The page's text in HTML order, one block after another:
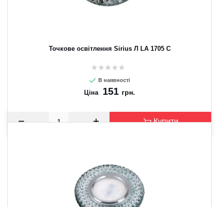
Точкове освітлення Sirius Л LA 1705 C
В наявності
Ціна 151 грн.
Купити